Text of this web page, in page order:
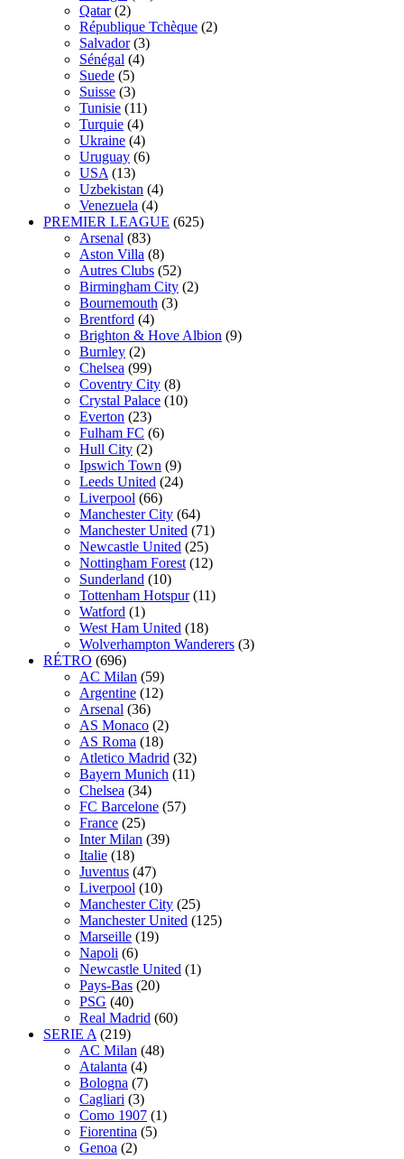
Qatar (2)
République Tchèque (2)
Salvador (3)
Sénégal (4)
Suede (5)
Suisse (3)
Tunisie (11)
Turquie (4)
Ukraine (4)
Uruguay (6)
USA (13)
Uzbekistan (4)
Venezuela (4)
PREMIER LEAGUE (625)
Arsenal (83)
Aston Villa (8)
Autres Clubs (52)
Birmingham City (2)
Bournemouth (3)
Brentford (4)
Brighton & Hove Albion (9)
Burnley (2)
Chelsea (99)
Coventry City (8)
Crystal Palace (10)
Everton (23)
Fulham FC (6)
Hull City (2)
Ipswich Town (9)
Leeds United (24)
Liverpool (66)
Manchester City (64)
Manchester United (71)
Newcastle United (25)
Nottingham Forest (12)
Sunderland (10)
Tottenham Hotspur (11)
Watford (1)
West Ham United (18)
Wolverhampton Wanderers (3)
RÉTRO (696)
AC Milan (59)
Argentine (12)
Arsenal (36)
AS Monaco (2)
AS Roma (18)
Atletico Madrid (32)
Bayern Munich (11)
Chelsea (34)
FC Barcelone (57)
France (25)
Inter Milan (39)
Italie (18)
Juventus (47)
Liverpool (10)
Manchester City (25)
Manchester United (125)
Marseille (19)
Napoli (6)
Newcastle United (1)
Pays-Bas (20)
PSG (40)
Real Madrid (60)
SERIE A (219)
AC Milan (48)
Atalanta (4)
Bologna (7)
Cagliari (3)
Como 1907 (1)
Fiorentina (5)
Genoa (2)